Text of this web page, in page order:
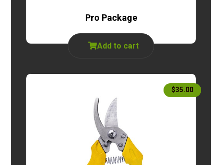
Pro Package
Add to cart
$35.00